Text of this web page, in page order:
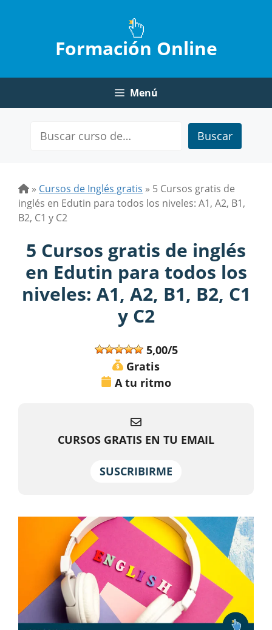
Formación Online
Menú
Buscar
» Cursos de Inglés gratis » 5 Cursos gratis de
inglés en Edutin para todos los niveles: A1, A2, B1,
B2, C1 y C2
5 Cursos gratis de inglés
en Edutin para todos los
niveles: A1, A2, B1, B2, C1
y C2
5,00/5
Gratis
A tu ritmo
CURSOS GRATIS EN TU EMAIL
SUSCRIBIRME